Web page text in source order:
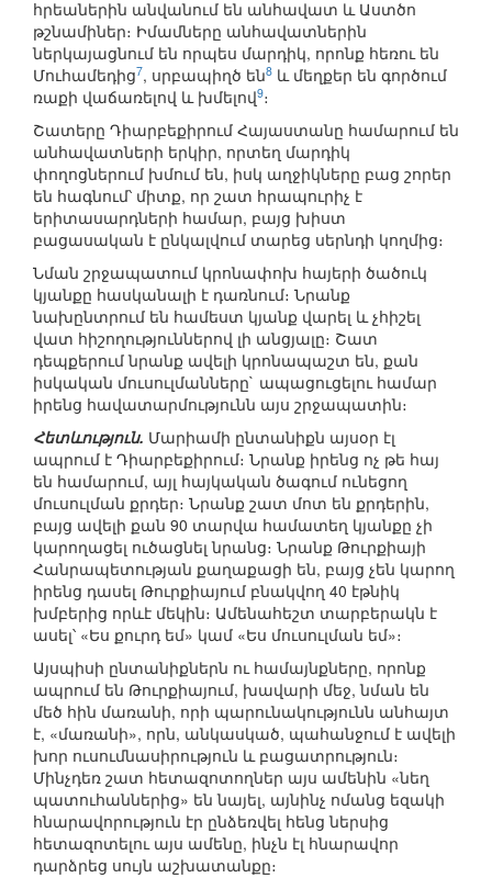
հրեաներին անվանում են անհավատ և Աստծո
թշնամիներ։ Իմամները անհավատներին
ներկայացնում են որպես մարդիկ, որոնք հեռու են
Մուհամեդից7, սրբապիղծ են8 և մեղքեր են գործում
ռաքի վաճառելով և խմելով9։
Շատերը Դիարբեքիրում Հայաստանը համարում են
անհավատների երկիր, որտեղ մարդիկ
փողոցներում խմում են, իսկ աղջիկները բաց շորեր
են հագնում՝ միտք, որ շատ հրապուրիչ է
երիտասարդների համար, բայց խիստ
բացասական է ընկալվում տարեց սերնդի կողմից։
Նման շրջապատում կրոնափոխ հայերի ծածուկ
կյանքը հասկանալի է դառնում։ Նրանք
նախընտրում են համեստ կյանք վարել և չհիշել
վատ հիշողություններով լի անցյալը։ Շատ
դեպքերում նրանք ավելի կրոնապաշտ են, քան
իսկական մուսուլմանները` ապացուցելու համար
իրենց հավատարմությունն այս շրջապատին։
Հետևություն. Մարիամի ընտանիքն այսօր էլ
ապրում է Դիարբեքիրում։ Նրանք իրենց ոչ թե հայ
են համարում, այլ հայկական ծագում ունեցող
մուսուլման քրդեր։ Նրանք շատ մոտ են քրդերին,
բայց ավելի քան 90 տարվա համատեղ կյանքը չի
կարողացել ուծացնել նրանց։ Նրանք Թուրքիայի
Հանրապետության քաղաքացի են, բայց չեն կարող
իրենց դասել Թուրքիայում բնակվող 40 էթնիկ
խմբերից որևէ մեկին։ Ամենահեշտ տարբերակն է
ասել՝ «Ես քուրդ եմ» կամ «Ես մուսուլման եմ»։
Այսպիսի ընտանիքներն ու համայնքները, որոնք
ապրում են Թուրքիայում, խավարի մեջ, նման են
մեծ հին մառանի, որի պարունակությունն անհայտ
է, «մառանի», որն, անկասկած, պահանջում է ավելի
խոր ուսումնասիրություն և բացատրություն։
Մինչդեռ շատ հետազոտողներ այս ամենին «նեղ
պատուհաններից» են նայել, այնինչ ոմանց եզակի
հնարավորություն էր ընձեռվել հենց ներսից
հետազոտելու այս ամենը, ինչն էլ հնարավոր
դարձրեց սույն աշխատանքը։